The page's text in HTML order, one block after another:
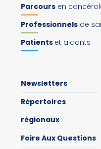
Parcours en
Professionnels de
Patients et aidants
Newsletters
Répertoires
régionaux
Foire Aux Questions